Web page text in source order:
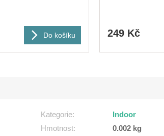
Do košíku 249 Kč
Kategorie:
Indoor
Hmotnost:
0.002 kg